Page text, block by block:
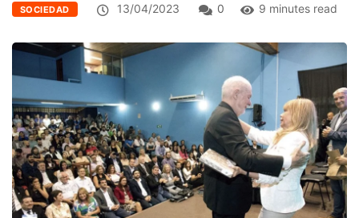
SOCIEDAD 13/04/2023 0 9 minutes read